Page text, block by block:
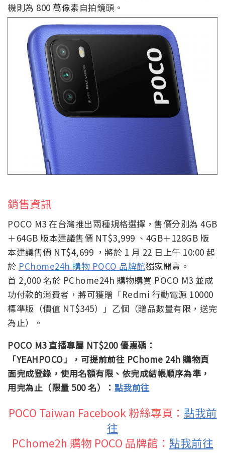
機則為 800 萬像素自拍鏡頭。
銷售資訊
POCO M3 在台灣推出兩種規格選擇，售價分別為 4GB
＋64GB 版本建議售價 NT$3,999 、4GB＋128GB 版
本建議售價 NT$4,699 ，將於 1 月 22 日上午 10:00 起
於 PChome24h 購物 POCO 品牌館獨家開賣。
首 2,000 名於 PChome24h 購物購買 POCO M3 並成
功付款的消費者，將可獲贈「Redmi 行動電源 10000
標準版（價值 NT$345）」乙個（贈品數量有限，送完
為止）。
POCO M3 直播專屬 NT$200 優惠碼：
「YEAHPOCO」，可提前前往 PChome 24h 購物頁
面完成登錄，使用名額有限、依完成結帳順序為準，
用完為止（限量 500 名）： 點我前往
POCO Taiwan Facebook 粉絲專頁： 點我前
往
PChome2h 購物 POCO 品牌館： 點我前往